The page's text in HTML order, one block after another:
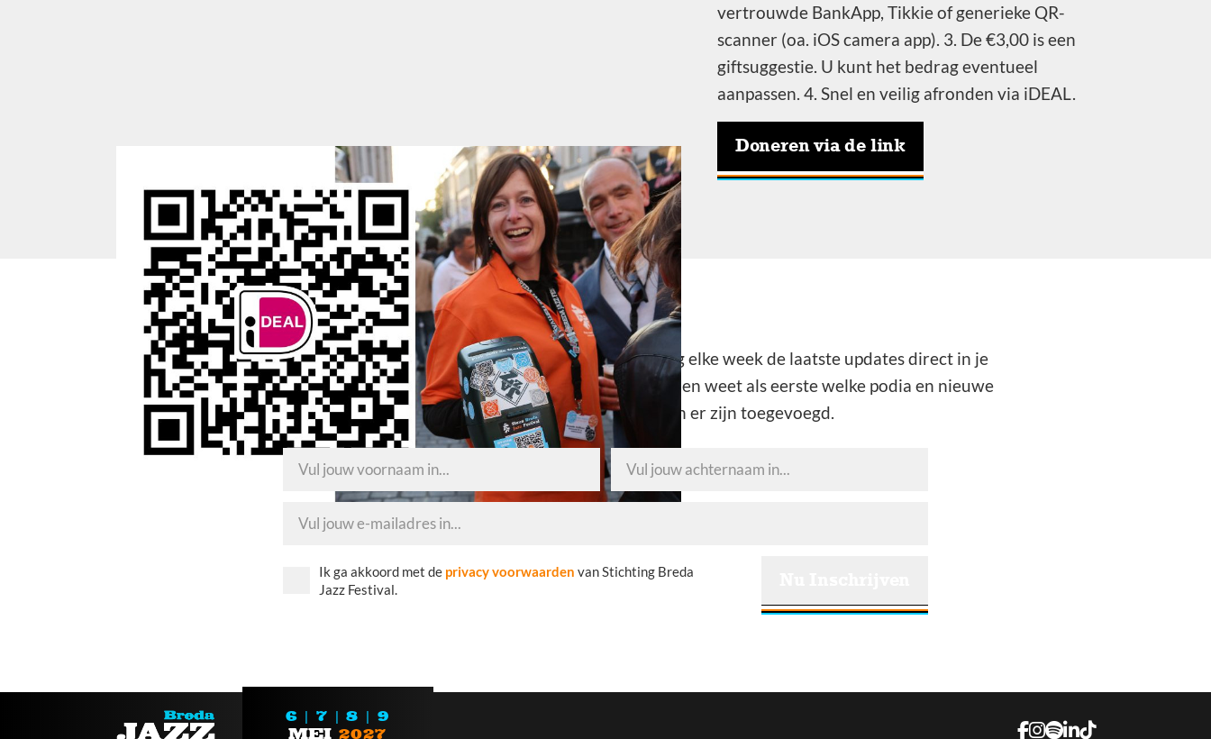
vertrouwde BankApp, Tikkie of generieke QR-
scanner (oa. iOS camera app). 3. De €3,00 is een
giftsuggestie. U kunt het bedrag eventueel
aanpassen. 4. Snel en veilig afronden via iDEAL.
Doneren via de link
Mis geen enkele update, schrijf je in
voor de nieuwsbrief!
Ontvang elke week de laatste updates direct in je
mailbox en weet als eerste welke podia en nieuwe
artiesten er zijn toegevoegd.
Ik ga akkoord met de privacy voorwaarden van Stichting Breda
Jazz Festival.
6 | 7 | 8 | 9
MEI2027